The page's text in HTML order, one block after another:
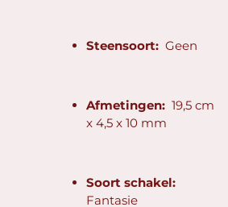
Steensoort: Geen
Afmetingen:19,5 cm
x 4,5 x 10 mm
Soort schakel:
Fantasie